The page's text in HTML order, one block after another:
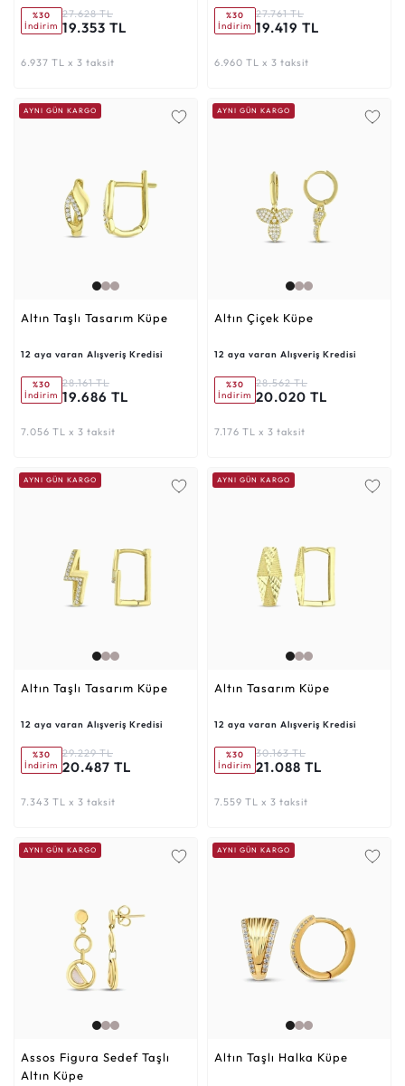
%30
İndirim
27.628 TL
19.353 TL
6.937 TL x 3 taksit
%30
İndirim
27.761 TL
19.419 TL
6.960 TL x 3 taksit
AYNI GÜN KARGO
Altın Taşlı Tasarım Küpe
12 aya varan Alışveriş Kredisi
%30
İndirim
28.161 TL
19.686 TL
7.056 TL x 3 taksit
AYNI GÜN KARGO
Altın Çiçek Küpe
12 aya varan Alışveriş Kredisi
%30
İndirim
28.562 TL
20.020 TL
7.176 TL x 3 taksit
AYNI GÜN KARGO
Altın Taşlı Tasarım Küpe
12 aya varan Alışveriş Kredisi
%30
İndirim
29.229 TL
20.487 TL
7.343 TL x 3 taksit
AYNI GÜN KARGO
Altın Tasarım Küpe
12 aya varan Alışveriş Kredisi
%30
İndirim
30.163 TL
21.088 TL
7.559 TL x 3 taksit
AYNI GÜN KARGO
Assos Figura Sedef Taşlı
Altın Küpe
AYNI GÜN KARGO
Altın Taşlı Halka Küpe